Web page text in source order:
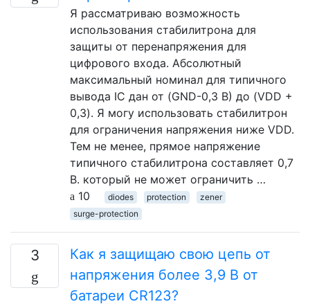
Я рассматриваю возможность
использования стабилитрона для
защиты от перенапряжения для
цифрового входа. Абсолютный
максимальный номинал для типичного
вывода IC дан от (GND-0,3 В) до (VDD +
0,3). Я могу использовать стабилитрон
для ограничения напряжения ниже VDD.
Тем не менее, прямое напряжение
типичного стабилитрона составляет 0,7
В. который не может ограничить …
10
diodes protection
zener
surge-protection
3
Как я защищаю свою цепь от
напряжения более 3,9 В от
батареи CR123?